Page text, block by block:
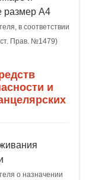
размер А4
в соответствии
Прав. №1479)
и
о назначении